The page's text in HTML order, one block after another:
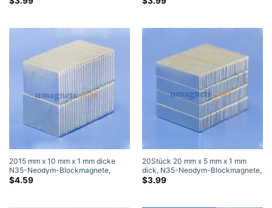
2015 mm x 10 mm x 1 mm dicke
N35-Neodym-Blockmagnete,
superstarke Magnete
$4.59
20Stück 20 mm x 5 mm x 1 mm
dick, N35-Neodym-Blockmagnete,
superstarke Magnete
$3.99